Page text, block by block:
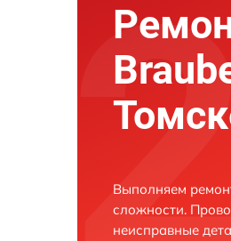
Выполняем
сложности.
неисправные